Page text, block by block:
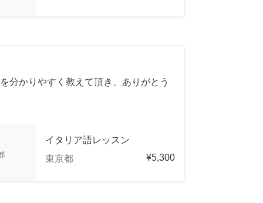
分かりやすく教えて頂き、ありがとう
イタリア語レッスン
東京都
¥5,300